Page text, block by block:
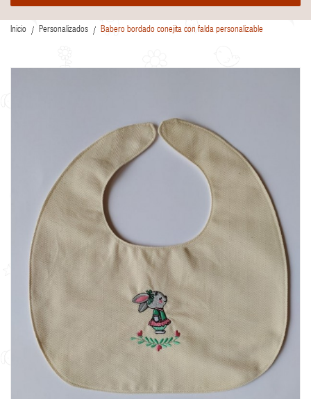
Inicio Personalizados Babero bordado conejita con falda personalizable